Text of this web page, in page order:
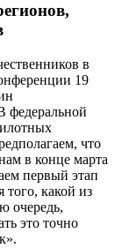
в
19
федеральной
что
в конце марта
первый этап
того, какой из
очередь,
это точно